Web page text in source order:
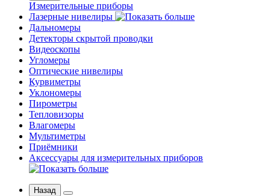
Измерительные приборы
Лазерные нивелиры
Дальномеры
Детекторы скрытой проводки
Видеоскопы
Угломеры
Оптические нивелиры
Курвиметры
Уклономеры
Пирометры
Тепловизоры
Влагомеры
Мультиметры
Приёмники
Аксессуары для измерительных приборов
Назад